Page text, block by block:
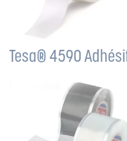
Tesa® 4590